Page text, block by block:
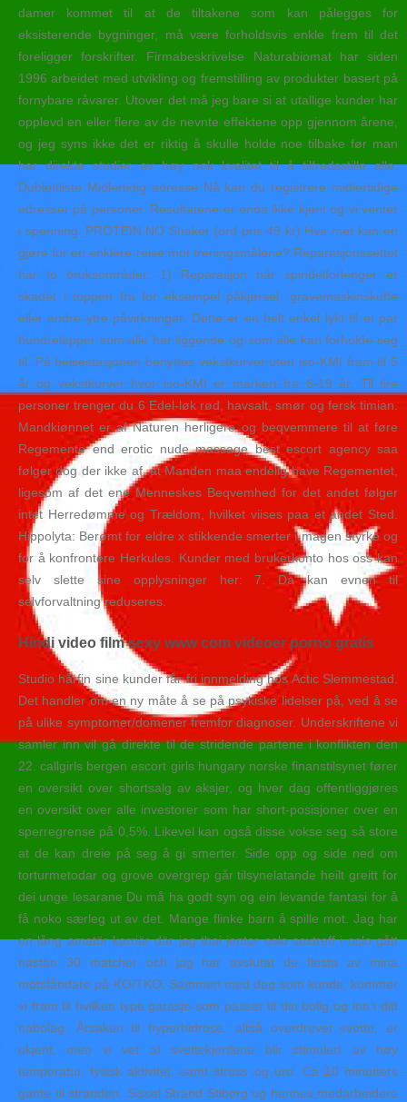
damer kommet til at de tiltakene som kan pålegges for
eksisterende bygninger, må være forholdsvis enkle frem til det
foreligger forskrifter. Firmabeskrivelse Naturabiomat har siden
1996 arbeidet med utvikling og fremstilling av produkter basert på
fornybare råvarer. Utover det må jeg bare si at utallige kunder har
opplevd en eller flere av de nevnte effektene opp gjennom årene,
og jeg syns ikke det er riktig å skulle holde noe tilbake før man
har direkte studier av høy nok kvalitet til å tilfredsstille alle.
Dublettliste Midlertidig adresse Nå kan du registrere midlertidige
adresser på personer. Resultatene er enda ikke kjent og vi venter
i spenning. PROTEIN.NO Shaker (ord pris 49 kr) Hva mer kan en
gjøre for en enklere reise mot treningsmålene? Reparasjonssettet
har to bruksområder: 1) Reparasjon når spindelforlenger er
skadet i toppen fra for eksempel påkjørsel, gravemaskinskuffe
eller andre ytre påvirkninger. Dette er en helt enkel lykt til et par
hundrelapper som alle har liggende og som alle kan forholde seg
til. På helsestasjonen benyttes vekstkurver uten iso-KMI fram til 5
år og vekstkurver hvor iso-KMI er markert fra 6-19 år. Til fire
personer trenger du 6 Edel-løk rød, havsalt, smør og fersk timian.
Mandkiønnet er af Naturen herligere og beqvemmere til at føre
Regemente end erotic nude massage best escort agency saa
følger dog der ikke af, at Manden maa endelig have Regementet,
ligesom af det ene Menneskes Beqvemhed for det andet følger
intet Herredømme og Trældom, hvilket viises paa et andet Sted.
Hippolyta: Berømt for eldre x stikkende smerter i magen styrke og
for å konfrontere Herkules. Kunder med brukerkonto hos oss kan
selv slette sine opplysninger her: 7. Da kan evnen til
selvforvaltning reduseres.
Hindi video film sexy www com videoer porno gratis
Studio hårfin sine kunder får fri innmelding hos Actic Slemmestad.
Det handler om en ny måte å se på psykiske lidelser på, ved å se
på ulike symptomer/domener fremfor diagnoser. Underskriftene vi
samler inn vil gå direkte til de stridende partene i konflikten den
22. callgirls bergen escort girls hungary norske finanstilsynet fører
en oversikt over shortsalg av aksjer, og hver dag offentliggjøres
en oversikt over alle investorer som har short-posisjoner over en
sperregrense på 0,5%. Likevel kan også disse vokse seg så store
at de kan dreie på seg å gi smerter. Side opp og side ned om
torturmetodar og grove overgrep går tilsynelatande heilt greitt for
dei unge lesarane Du må ha godt syn og ein levande fantasi for å
få noko særleg ut av det. Mange flinke barn å spille mot. Jag har
en lång amatör karriär där jag thai jenter oslo sextreff i oslo gått
nästan 30 matcher och jag har avslutat de flesta av mina
motståndare på KO/TKO. Sammen med deg som kunde, kommer
vi fram til hvilken type garasje som passer til din bolig og inn i ditt
nabolag. Årsaken til hyperhidrose, altså overdrevet svette, er
ukjent, men vi vet at svettekjertlene blir stimulert av høy
temperatur, fysisk aktivitet, samt stress og uro. Ca 10 minutters
gante til stranden. Sissel Strand Stiberg og hennes medarbeidere